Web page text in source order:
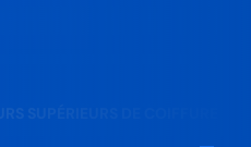
SUPÉRIEURS DE COIFFURE